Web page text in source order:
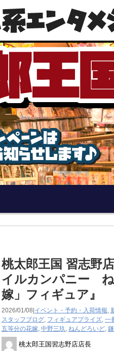
桃太郎王国 習志野
イルカンパニー ね
嫁」フィギュア』
2026/01/08| イベント・予約・入荷情報,
スタッフブログ, フィギュアプライズ, 一
五等分の花嫁, 中野三玖, ねんどろいど,
桃太郎王国習志野店店長